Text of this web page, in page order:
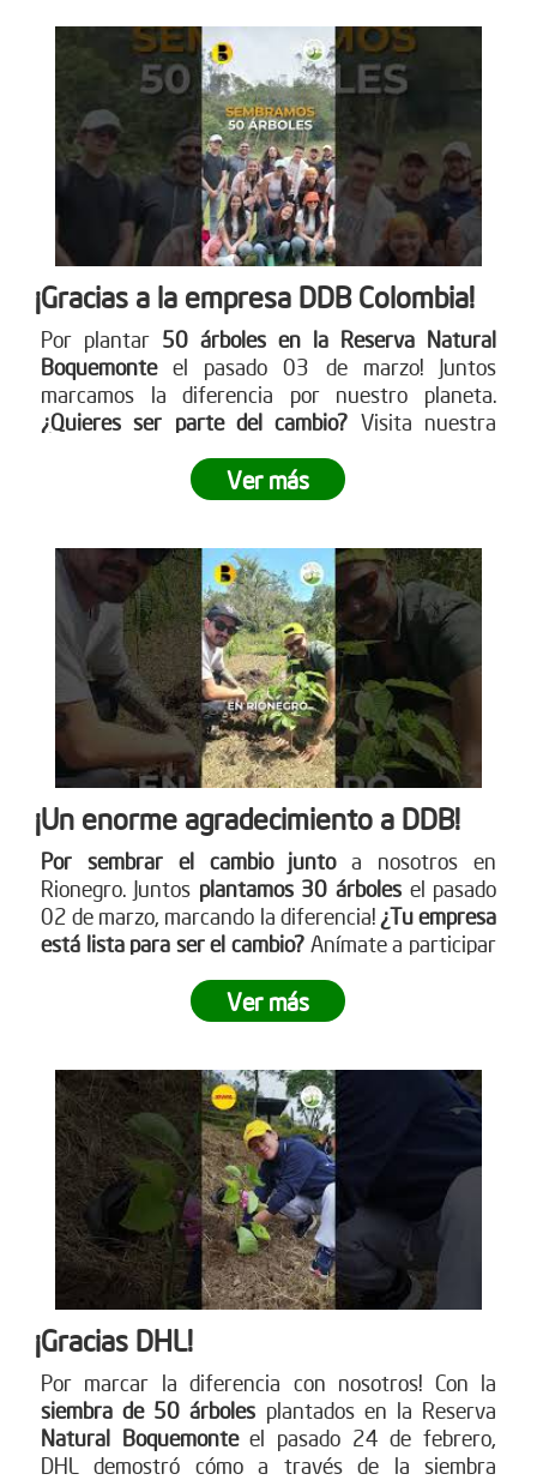
¡Gracias a la empresa DDB Colombia!
Por plantar50 árboles en la Reserva Natural
Boquemonteel pasado 03 de marzo! Juntos
marcamos la diferencia por nuestro planeta.
¿Quieres ser parte del cambio? Visita nuestra
www.reddearboles.orgVer más
¡Un enorme agradecimiento a DDB!
Por sembrar el cambio juntoa nosotros en
Rionegro. Juntos plantamos 30 árboles el pasado
02 de marzo, marcando la diferencia!¿Tu empresa
está lista para ser el cambio? Anímate a participar
información sobre cómo puedes unirte, visita
nuestro sitio web www.reddearboles.org
Ver más
¡Gracias DHL!
Por marcar la diferencia con nosotros! Con la
siembra de 50 árboles plantados en la Reserva
Natural Boquemonteel pasado 24 de febrero,
DHL demostró cómo a través de la siembra